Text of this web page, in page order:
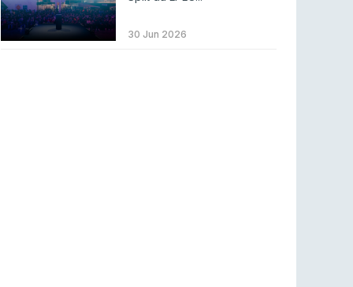
MOUZ surpreende Spirit para vencer BLAST
Bounty
30 Jun 2026